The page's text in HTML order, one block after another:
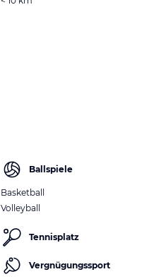
Ballspiele
Basketball
Volleyball
Tennisplatz
Vergnügungssport